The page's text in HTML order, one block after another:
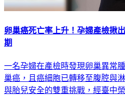
卵巢癌死亡率上升！孕婦產檢揪
期
一名孕婦在產檢時發現卵巢異常
巢癌，且癌細胞已轉移至腹腔與
與胎兒安全的雙重挑戰，經臺中